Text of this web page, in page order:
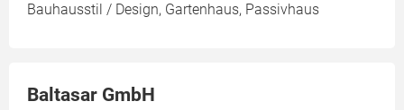
Bauhausstil / Design, Gartenhaus, Passivhaus
Baltasar GmbH